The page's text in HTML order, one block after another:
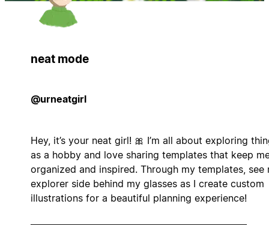
neat mode
@urneatgirl
Hey, it’s your neat girl! 🎀 I’m all about exploring
as a hobby and love sharing templates that keep
organized and inspired. Through my templates, see
explorer side behind my glasses as I create custom
illustrations for a beautiful planning experience!